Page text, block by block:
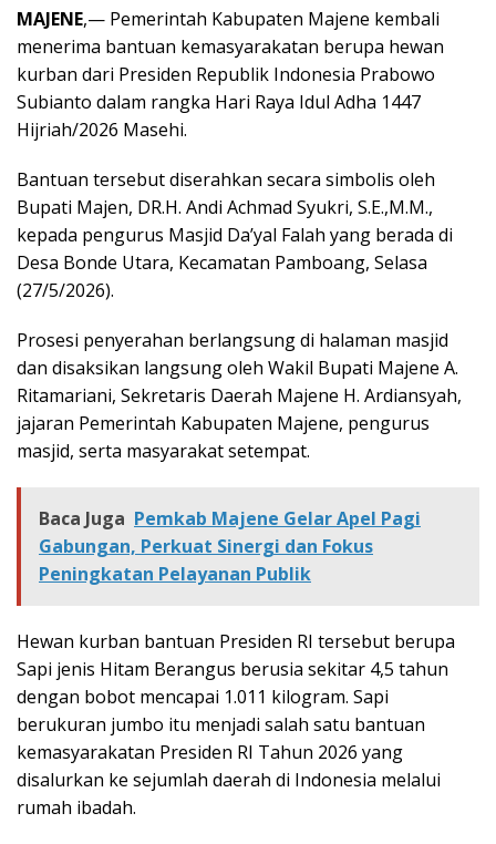
MAJENE,— Pemerintah Kabupaten Majene kembali
menerima bantuan kemasyarakatan berupa hewan
kurban dari Presiden Republik Indonesia Prabowo
Subianto dalam rangka Hari Raya Idul Adha 1447
Hijriah/2026 Masehi.
Bantuan tersebut diserahkan secara simbolis oleh
Bupati Majen, DR.H. Andi Achmad Syukri, S.E.,M.M.,
kepada pengurus Masjid Da’yal Falah yang berada di
Desa Bonde Utara, Kecamatan Pamboang, Selasa
(27/5/2026).
Prosesi penyerahan berlangsung di halaman masjid
dan disaksikan langsung oleh Wakil Bupati Majene A.
Ritamariani, Sekretaris Daerah Majene H. Ardiansyah,
jajaran Pemerintah Kabupaten Majene, pengurus
masjid, serta masyarakat setempat.
Baca Juga Pemkab Majene Gelar Apel Pagi
Gabungan, Perkuat Sinergi dan Fokus
Peningkatan Pelayanan Publik
Hewan kurban bantuan Presiden RI tersebut berupa
Sapi jenis Hitam Berangus berusia sekitar 4,5 tahun
dengan bobot mencapai 1.011 kilogram. Sapi
berukuran jumbo itu menjadi salah satu bantuan
kemasyarakatan Presiden RI Tahun 2026 yang
disalurkan ke sejumlah daerah di Indonesia melalui
rumah ibadah.